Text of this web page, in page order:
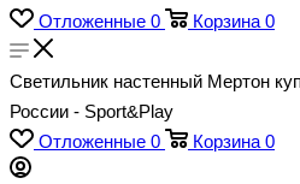
Отложенные 0 Корзина 0
Светильник настенный Мертон
России - Sport&Play
Отложенные 0 Корзина 0